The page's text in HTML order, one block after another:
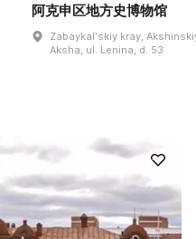
阿克申区地方史博物馆
Zabaykalʹskiy kray,
Aksha, ul. Lenina, d. 53